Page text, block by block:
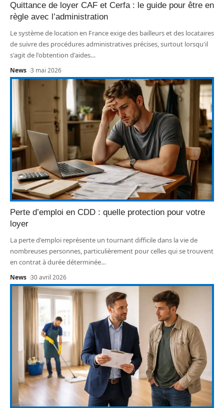
Quittance de loyer CAF et Cerfa : le guide pour être en
règle avec l’administration
Le système de location en France exige des bailleurs et des locataires
de suivre des procédures administratives précises, surtout lorsqu'il
s'agit de l'obtention d'aides…
News 3 mai 2026
Perte d’emploi en CDD : quelle protection pour votre
loyer
La perte d'emploi représente un tournant difficile dans la vie de
nombreuses personnes, particulièrement pour celles qui se trouvent
en contrat à durée déterminée…
News 30 avril 2026